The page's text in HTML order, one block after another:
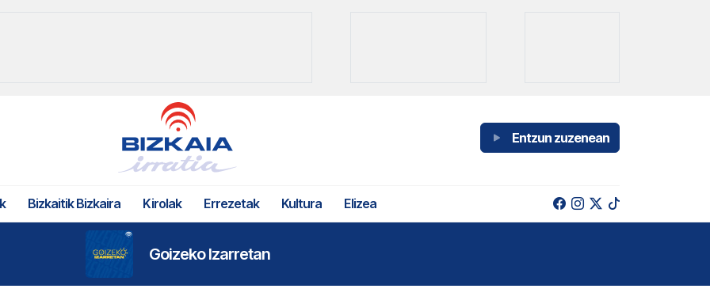
Entzun zuzenean
Bizkaitik Bizkaira Kirolak Errezetak Kultura Elizea
Goizeko Izarretan